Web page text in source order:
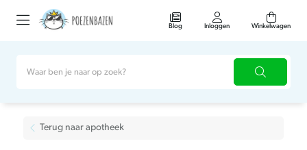
Blog Inloggen Winkelwagen
Terug naar apotheek